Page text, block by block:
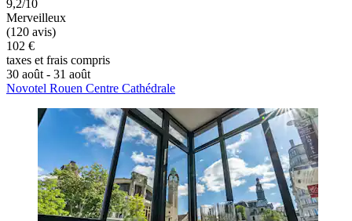
9,2/10
Merveilleux
(120 avis)
102 €
taxes et frais compris
30 août - 31 août
Novotel Rouen Centre Cathédrale